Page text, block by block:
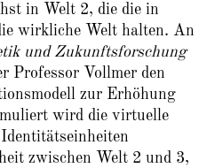
in Welt 2, die die in
wirkliche Welt halten. An
und Zukunftsforschung
Professor Vollmer den
zur Erhöhung
wird die virtuelle
zwischen Welt 2 und 3,